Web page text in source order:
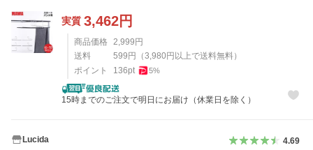
実質 3,462円
商品価格 2,999 円
送料
599 円 （3,980 円以上で送料無料）
ポイント
136pt 5%
15時までのご注文で明日にお届け（休業日を除く）
Lucida 4.69